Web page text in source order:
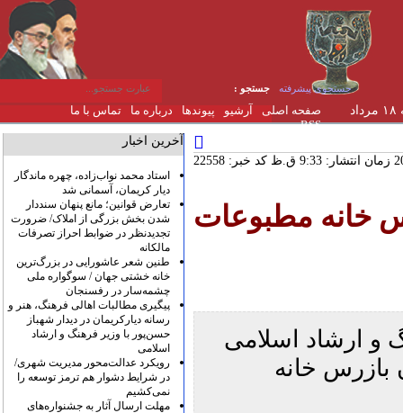
جستجوی پیشرفته جستجو :
صفحه اصلی آرشیو پیوندها درباره ما
تماس با ما
RSS
یکشنبه ۱۸ مرداد
کد خبر: 22558
خانه مطبوعات
ارشاد اسلامی
بازرس خانه
آخرین اخبار
استاد محمد نواب‌زاده، چهره ماندگار
دیار کریمان، آسمانی شد
تعارض قوانین؛ مانع پنهان سنددار
شدن بخش بزرگی از املاک/ ضرورت
تجدیدنظر در ضوابط احراز تصرفات
مالکانه
طنین شعر عاشورایی در بزرگ‌ترین
خانه خشتی جهان / سوگواره ملی
چشمه‌سار در رفسنجان
پیگیری مطالبات اهالی فرهنگ، هنر و
رسانه دیارکریمان در دیدار شهباز
حسن‌پور با وزیر فرهنگ و ارشاد
اسلامی
رویکرد عدالت‌محور مدیریت شهری/
در شرایط دشوار هم ترمز توسعه را
نمی‌کشیم
مهلت ارسال آثار به جشنواره‌های